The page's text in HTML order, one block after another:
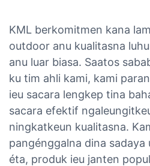
KML berkomitmen kana
outdoor anu kualitasna
anu luar biasa. Saatos
ku tim ahli kami, kami
ieu sacara lengkep tina
sacara efektif
ningkatkeun kualitasna.
pangénggalna dina sadaya
éta, produk ieu janten